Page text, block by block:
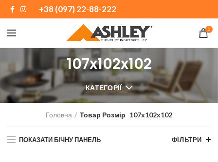
+38 (097) 22-88-222
0
107x102x102
КАТЕГОРІЇ
Головна Товар Розмір 107x102x102
ПОКАЗАТИ БІЧНУ ПАНЕЛЬ ФІЛЬТРИ